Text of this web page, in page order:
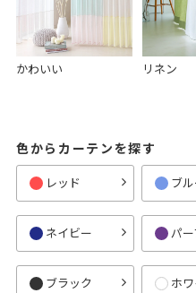
かわいい リネン
色からカーテンを探す
レッド ブ
ネイビー パ
ブラック ホ